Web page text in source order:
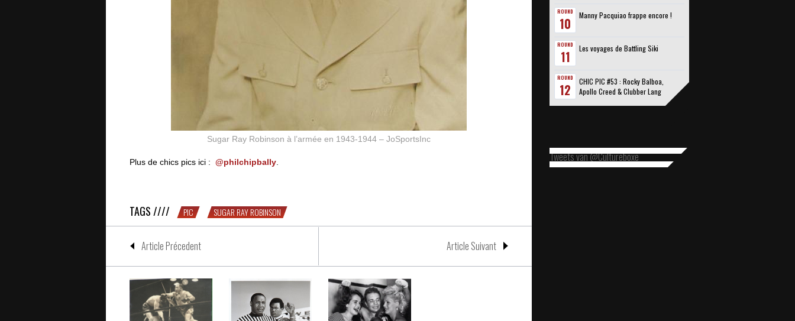
ROUND
10 Manny Pacquiao frappe encore !
ROUND
11 Les voyages de Battling Siki
ROUND
12
CHIC PIC #53 : Rocky Balboa,
Apollo Creed & Clubber Lang
Tweets van @Cultureboxe
Sugar Ray Robinson à l’armée en 1943-1944 – JoSportsInc
Plus de chics pics ici : @philchipbally
TAGS //// PIC SUGAR RAY ROBINSON
Article Précedent Article Suivant